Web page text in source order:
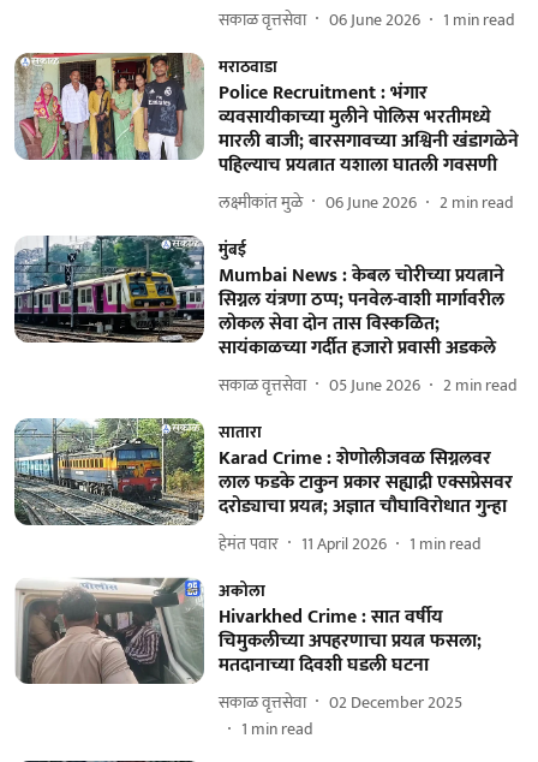
सकाळ वृत्तसेवा 06 June 2026 1 min read
मराठवाडा
Police Recruitment : भंगार
व्यवसायीकाच्या मुलीने पोलिस भरतीमध्ये
मारली बाजी; बारसगावच्या अश्विनी खंडागळेने
पहिल्याच प्रयत्नात यशाला घातली गवसणी
लक्ष्मीकांत मुळे 06 June 2026 2min read
मुंबई
Mumbai News : केबल चोरीच्या प्रयत्नाने
सिग्नल यंत्रणा ठप्प; पनवेल-वाशी मार्गावरील
लोकल सेवा दोन तास विस्कळित;
सायंकाळच्या गर्दीत हजारो प्रवासी अडकले
सकाळ वृत्तसेवा 05 June 2026 2min read
सातारा
Karad Crime : शेणोलीजवळ सिग्नलवर
लाल फडके टाकुन प्रकार सह्याद्री एक्सप्रेसवर
दरोड्याचा प्रयत्न; अज्ञात चौघाविरोधात गुन्हा
हेमंत पवार 11 April 2026 1 min read
अकोला
Hivarkhed Crime : सात वर्षीय
चिमुकलीच्या अपहरणाचा प्रयत्न फसला;
मतदानाच्या दिवशी घडली घटना
सकाळ वृत्तसेवा
02 December 2025
1 min read